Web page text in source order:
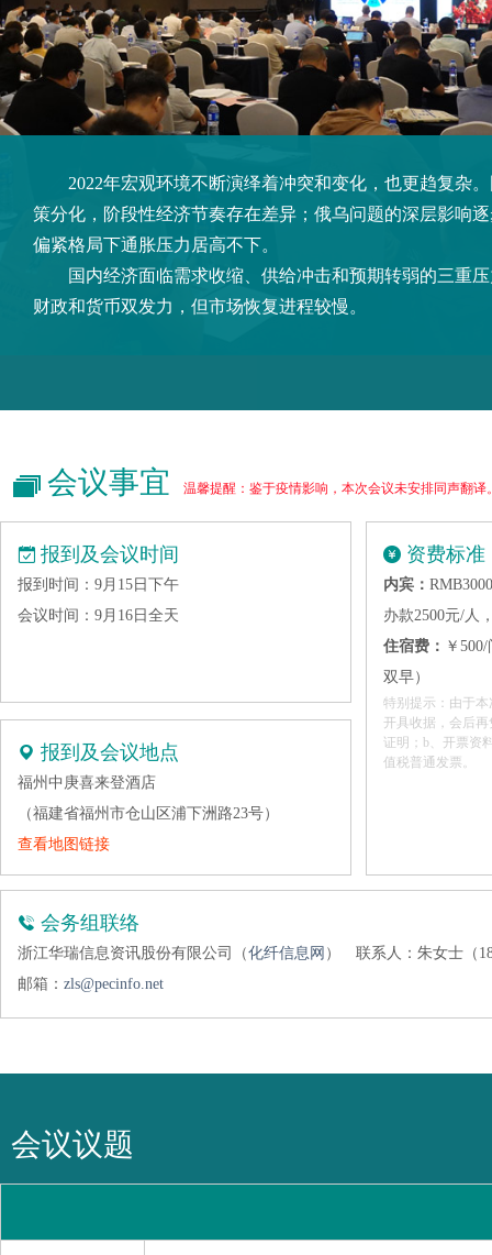
2022年宏观环境不断演绎着冲突和变化，也更趋复杂。
策分化，阶段性经济节奏存在差异；俄乌问题的深层影响
偏紧格局下通胀压力居高不下。
国内经济面临需求收缩、供给冲击和预期转弱的三重压
财政和货币双发力，但市场恢复进程较慢。
会议事宜 温馨提醒：鉴于疫情影响，本次会议未安排同声翻译
报到及会议时间
报到时间：9月15日下午
会议时间：9月16日全天
报到及会议地点
福州中庚喜来登酒店
（福建省福州市仓山区浦下洲路23号）
查看地图链接
资费标准
内宾：
办款2500元/人
住宿费： ￥
双早）
特别提示：由于
开具收据，会后
证明；b、开票资
值税普通发票。
会务组联络
浙江华瑞信息资讯股份有限公司（化纤信息网 ）
联系人：朱女士（
邮箱： zls@pecinfo.net
会议议题